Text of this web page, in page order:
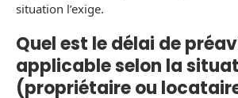
situation l’exige.
Quel est le délai de
applicable selon la
(propriétaire ou